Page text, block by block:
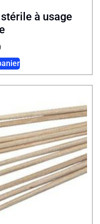
à usage